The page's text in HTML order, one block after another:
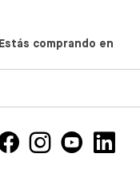
Estás comprando en